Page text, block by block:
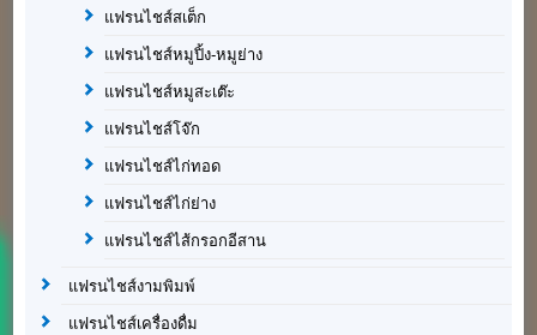
แฟรนไชส์สเต็ก
แฟรนไชส์หมูปิ้ง-หมูย่าง
แฟรนไชส์หมูสะเต๊ะ
แฟรนไชส์โจ๊ก
แฟรนไชส์ไก่ทอด
แฟรนไชส์ไก่ย่าง
แฟรนไชส์ไส้กรอกอีสาน
แฟรนไชส์งามพิมพ์
แฟรนไชส์เครื่องดื่ม